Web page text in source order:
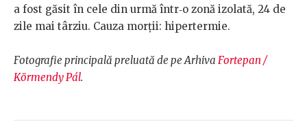
a fost găsit în cele din urmă într‐o zonă izolată, 24 de
zile mai târziu. Cauza morţii: hipertermie.
Fotografie principală preluată de pe Arhiva Fortepan /
Körmendy Pál.